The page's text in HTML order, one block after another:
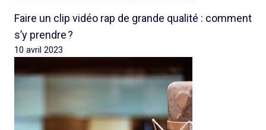
Faire un clip vidéo rap de grande qualité : comment
s’y prendre ?
10 avril 2023